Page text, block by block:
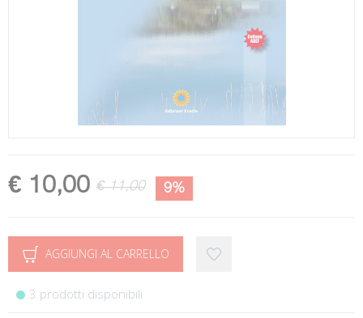
€ 10,00 € 11,00 9%
AGGIUNGI AL CARRELLO
3 prodotti disponibili